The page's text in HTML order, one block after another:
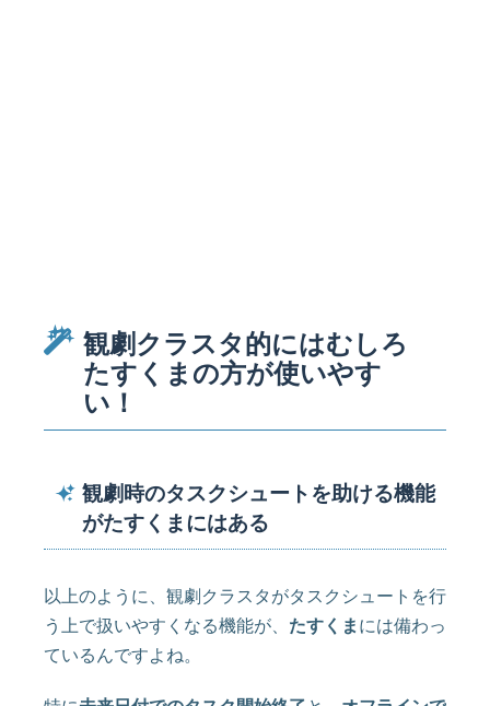
観劇クラスタ的にはむしろ
たすくまの方が使いやす
い！
観劇時のタスクシュートを助ける機能
がたすくまにはある
以上のように、観劇クラスタがタスクシュートを行
う上で扱いやすくなる機能が、 たすくま には備わっ
ているんですよね。